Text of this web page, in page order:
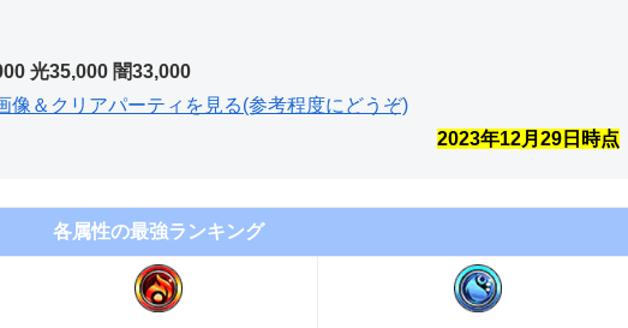
光35,000 闇33,000
像＆クリアパーティを見る(参考程度にどうぞ)
2023年12月29 日時点
各属性の最強ランキング